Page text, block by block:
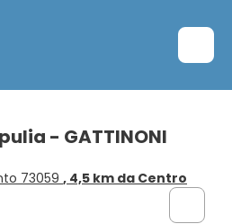
- GATTINONI
73059 , 4,5 km da Centro